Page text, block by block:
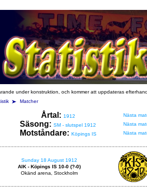
under konstruktion, och kommer att uppdateras
Matcher
Årtal: 1912 Nästa
Säsong: SM - slutspel 1912 Nästa
Motståndare: Köpings IS Nästa
Sunday 18 August 1912
AIK - Köpings IS 10-0 (?-0)
Okänd arena, Stockholm